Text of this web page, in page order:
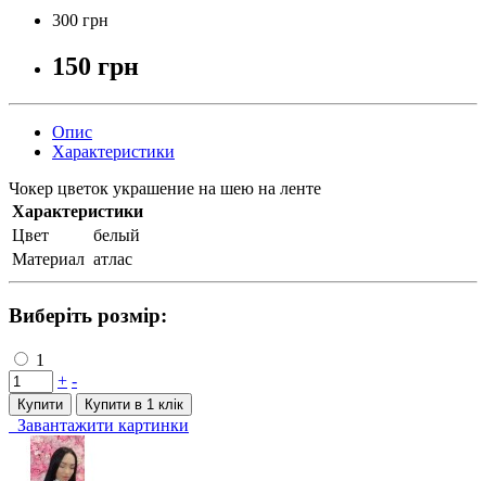
300 грн
150 грн
Опис
Характеристики
Чокер цветок украшение на шею на ленте
Характеристики
Цвет
белый
Материал атлас
Виберіть розмір:
1
+ -
Купити Купити в 1 клiк
Завантажити картинки